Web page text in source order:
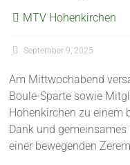
MTV Hohenkirchen
September 9, 2025
Am Mittwochabend
Boule-Sparte sowie
Hohenkirchen zu einem
Dank und
einer bewegenden